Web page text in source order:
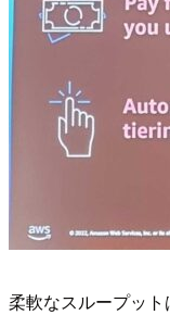
柔軟なスループッ